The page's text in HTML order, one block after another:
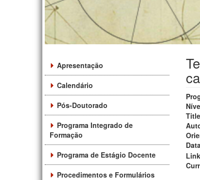
Apresentação
Calendário
Pós-Doutorado
Programa Integrado de
Formação
Programa de Estágio Docente
Procedimentos e Formulários